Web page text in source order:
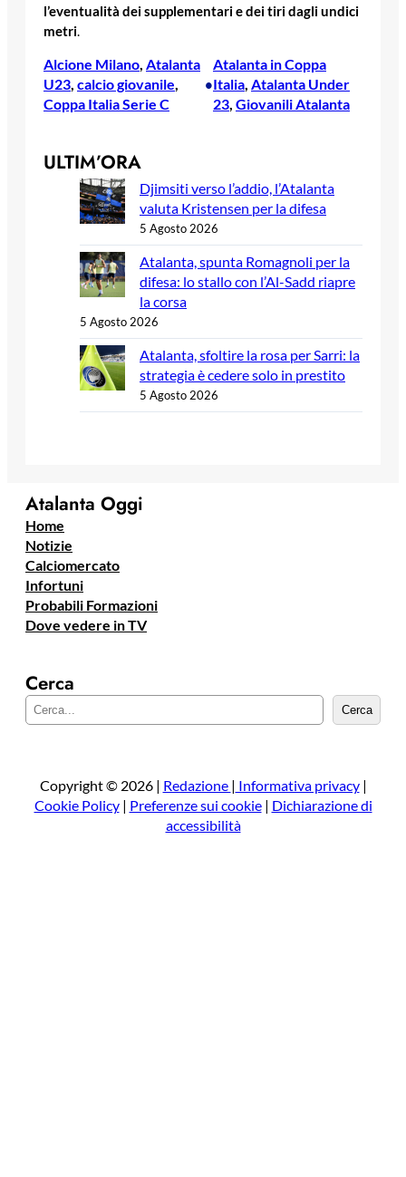
l’eventualità dei supplementari e dei tiri dagli undici
metri.
Alcione Milano, Atalanta
U23, calcio giovanile
Coppa Italia Serie C
•
Atalanta in Coppa
Italia, Atalanta Under
23, Giovanili Atalanta
ULTIM’ORA
Djimsiti verso l’addio, l’Atalanta
valuta Kristensen per la difesa
5 Agosto 2026
Atalanta, spunta Romagnoli per la
difesa: lo stallo con l’Al-Sadd riapre
la corsa
5 Agosto 2026
Atalanta, sfoltire la rosa per Sarri: la
strategia è cedere solo in prestito
5 Agosto 2026
Atalanta Oggi
Home
Notizie
Calciomercato
Infortuni
Probabili Formazioni
Dove vedere in TV
Cerca
e
a
Cerca
Copyright © 2026 | Redazione | Informativa privacy|
Cookie Policy| Preferenze sui cookie| Dichiarazione di
accessibilità